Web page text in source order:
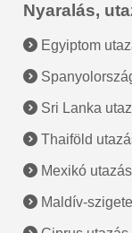
Nyaralás,
Egyiptom
Sri Lanka
Thaiföld
Mexikó utazás
Maldív-